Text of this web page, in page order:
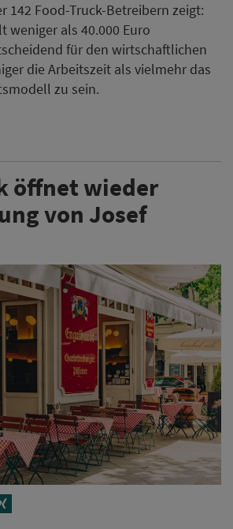
142 Food-Truck-Betreibern zeigt:
weniger als 40.000 Euro
für den wirtschaftlichen
die Arbeitszeit als vielmehr das
zu sein.
öffnet wieder
von Josef